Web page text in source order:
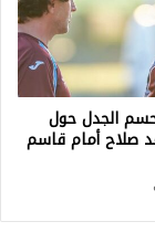
الجدل حول
صلاح أمام قاسم